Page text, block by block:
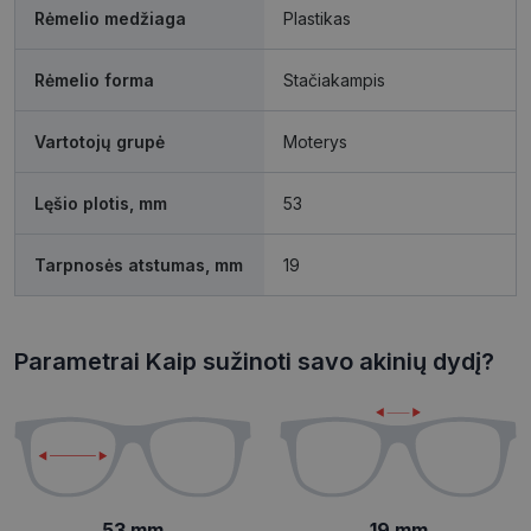
Rėmelio medžiaga Plastikas
Rėmelio forma Stačiakampis
Vartotojų grupė Moterys
Lęšio plotis, mm 53
Tarpnosės atstumas, mm 19
Parametrai Kaip sužinoti savo akinių dydį?
Statistikos slapukai
Rinkodaros slapukai
Funkciniai slapukai
slapukai atpažįsta Jūsų įrenginį, tačiau neatskleidžia
Šie būtinieji slapukai nustatomi automatiškai.
Pavadinimas
Teikėjas Domenas
Galiojimas
csrftoken
www.visionexpress.lt
11 mėnesį
4 savaitės